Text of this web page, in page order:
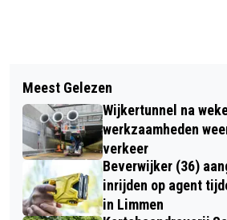
GROTE FLATBRAND IN
72 WONINGEN
GEWOND
BEVERWIJK KIEST
NIEUW CARILLON OP
Meest Gelezen
Wijkertunnel na
werkzaamheden
verkeer
Beverwijker (36)
inrijden op agent
in Limmen